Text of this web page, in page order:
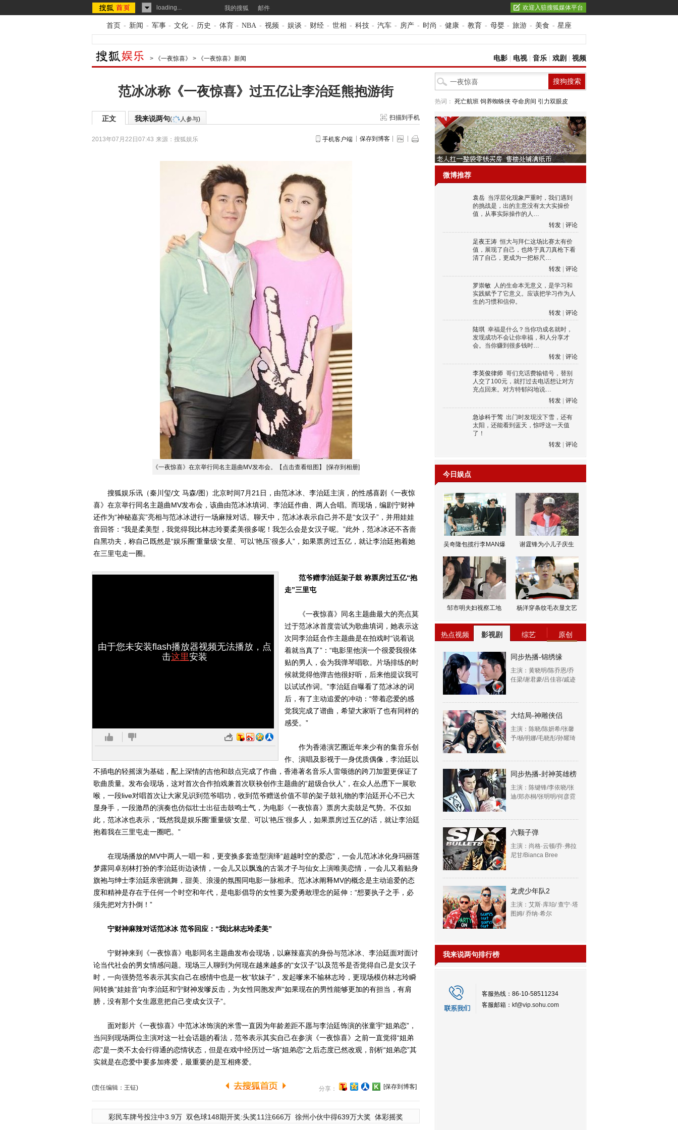
loading... 我的搜狐 邮件 欢迎入驻搜狐媒体平台
首页 - 新闻 - 军事 - 文化 - 历史 - 体育 - NBA - 视频 - 娱谈 - 财经 - 世相 - 科技 - 汽车 - 房产 - 时尚 - 健康 - 教育 - 母婴 - 旅游 - 美食 - 星座
> 《一夜惊喜》 > 《一夜惊喜》新闻 电影 电视| 音乐 戏剧 视频
范冰冰称《一夜惊喜》过五亿让李治廷熊抱游街
正文 我来说两句( 人参与) 扫描到手机
2013年07月22日07:43 来源： 搜狐娱乐 手机客户端 保存到博客
《一夜惊喜》在京举行同名主题曲MV发布会。【点击查看组图】 [保存到相册]
搜狐娱乐讯（秦川玺/文 马森/图）北京时间7月21日，由范冰冰、李治廷主演，的性感喜剧《一夜惊
喜》在京举行同名主题曲MV发布会，该曲由范冰冰填词、李治廷作曲、两人合唱。而现场，编剧宁财神
还作为“神秘嘉宾”亮相与范冰冰进行一场麻辣对话。聊天中，范冰冰表示自己并不是“女汉子”，并用娃娃
音回答：“我是柔美型，我觉得我比林志玲要柔美很多呢！我怎么会是女汉子呢。”此外，范冰冰还不吝啬
自黑功夫，称自己既然是“娱乐圈‘重量级’女星、可以‘艳压’很多人”，如果票房过五亿，就让李治廷抱着她
在三里屯走一圈。
由于您未安装flash播放器视频无法播放，点
击这里安装
范爷赠李治廷架子鼓 称票房过五亿“抱
走”三里屯
《一夜惊喜》同名主题曲最大的亮点莫
过于范冰冰首度尝试为歌曲填词，她表示这
次同李治廷合作主题曲是在拍戏时“说着说
着就当真了”：“电影里他演一个很爱我很体
贴的男人，会为我弹琴唱歌。片场排练的时
候就觉得他弹吉他很好听，后来他提议我可
以试试作词。”李治廷自曝看了范冰冰的词
后，有了主动追爱的冲动：“带着恋爱的感
觉我完成了谱曲，希望大家听了也有同样的
感受。”
作为香港演艺圈近年来少有的集音乐创
作、演唱及影视于一身优质偶像，李治廷以
不插电的轻摇滚为基础，配上深情的吉他和鼓点完成了作曲，香港著名音乐人雷颂德的跨刀加盟更保证了
歌曲质量。发布会现场，这对首次合作拍戏兼首次联袂创作主题曲的“超级合伙人”，在众人怂恿下一展歌
喉，一段live对唱首次让大家见识到范爷唱功，收到范爷赠送价值不菲的架子鼓礼物的李治廷开心不已大
显身手，一段激昂的演奏也仿似壮士出征击鼓鸣士气，为电影《一夜惊喜》票房大卖鼓足气势。不仅如
此，范冰冰也表示，“既然我是娱乐圈‘重量级’女星、可以‘艳压’很多人，如果票房过五亿的话，就让李治廷
抱着我在三里屯走一圈吧。”
在现场播放的MV中两人一唱一和，更变换多套造型演绎“超越时空的爱恋”，一会儿范冰冰化身玛丽莲
梦露同卓别林打扮的李治廷街边谈情，一会儿又以飘逸的古装才子与仙女上演唯美恋情，一会儿又着贴身
旗袍与绅士李治廷亲密跳舞，甜美、浪漫的氛围同电影一脉相承。范冰冰阐释MV的概念是主动追爱的态
度和精神是存在于任何一个时空和年代，是电影倡导的女性要为爱勇敢理念的延伸：“想要执子之手，必
须先把对方扑倒！”
宁财神麻辣对话范冰冰 范爷回应：“我比林志玲柔美”
宁财神来到《一夜惊喜》电影同名主题曲发布会现场，以麻辣嘉宾的身份与范冰冰、李治廷面对面讨
论当代社会的男女情感问题。现场三人聊到为何现在越来越多的“女汉子”以及范爷是否觉得自己是女汉子
时，一向强势范爷表示其实自己在感情中也是一枚“软妹子”，发起嗲来不输林志玲，更现场模仿林志玲瞬
间转换“娃娃音”向李治廷和宁财神发嗲反击，为女性同胞发声“如果现在的男性能够更加的有担当，有肩
膀，没有那个女生愿意把自己变成女汉子”。
面对影片《一夜惊喜》中范冰冰饰演的米雪一直因为年龄差距不愿与李治廷饰演的张童宇“姐弟恋”，
当问到现场两位主演对这一社会话题的看法，范爷表示其实自己在参演《一夜惊喜》之前一直觉得“姐弟
恋”是一类不太会行得通的恋情状态，但是在戏中经历过一场“姐弟恋”之后态度已然改观，剖析“姐弟恋”其
实就是在恋爱中要多加疼爱，最重要的是互相疼爱。
(责任编辑：王钲) 分享： [保存到博客]
彩民车牌号投注中3.9万 双色球148期开奖:头奖11注666万 徐州小伙中得639万大奖 体彩摇奖
热词： 死亡航班 饲养蜘蛛侠 夺命房间 引力双眼皮
微博推荐
袁岳 当浮层化现象严重时，我们遇到
的挑战是，出的主意没有太大实操价
值，从事实际操作的人…
转发
评论
足夜王涛 恒大与拜仁这场比赛太有价
值，展现了自己，也终于真刀真枪下看
清了自己，更成为一把标尺…
转发
评论
罗崇敏 人的生命本无意义，是学习和
实践赋予了它意义。应该把学习作为人
生的习惯和信仰。
转发
评论
陆琪 幸福是什么？当你功成名就时，
发现成功不会让你幸福，和人分享才
会。当你赚到很多钱时…
转发
评论
李英俊律师 哥们充话费输错号，替别
人交了100元，就打过去电话想让对方
充点回来。对方特郁闷地说…
转发
评论
急诊科于莺 出门时发现没下雪，还有
太阳，还能看到蓝天，惊呼这一天值
了！
转发
评论
今日娱点
吴奇隆包揽行李MAN爆 谢霆锋为小儿子庆生
邹市明夫妇视察工地 杨洋穿条纹毛衣显文艺
热点视频 影视剧 综艺 原创
同步热播-锦绣缘
主演：黄晓明/陈乔恩/乔
任梁/谢君豪/吕佳容/戚迹
大结局-神雕侠侣
主演：陈晓/陈妍希/张馨
予/杨明娜/毛晓彤/孙耀琦
同步热播-封神英雄榜
主演：陈键锋/李依晓/张
迪/郑亦桐/张明明/何彦霓
六颗子弹
主演：尚格·云顿/乔·弗拉
尼甘/Bianca Bree
龙虎少年队2
主演：艾斯·库珀/ 查宁·塔
图姆/ 乔纳·希尔
我来说两句排行榜
客服热线：86-10-58511234
客服邮箱： kf@vip.sohu.com